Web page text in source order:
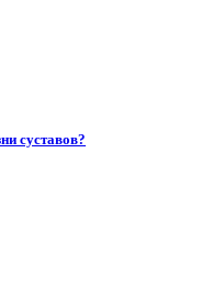
суставов?